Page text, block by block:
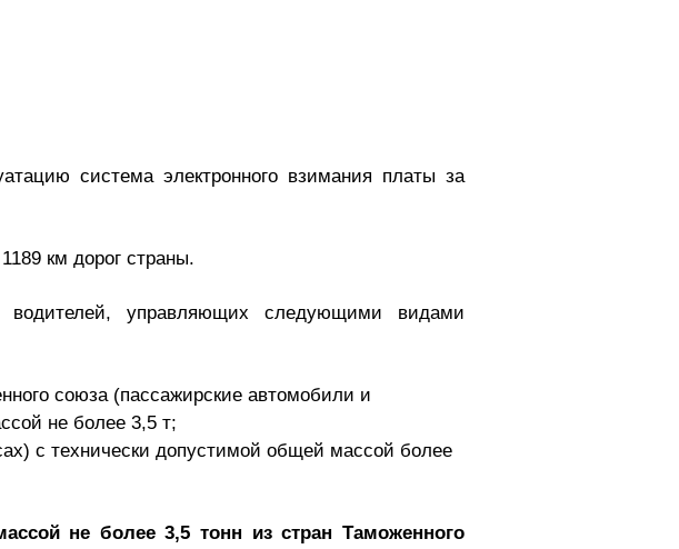
система электронного взимания платы за
км дорог страны.
управляющих следующими видами
союза (пассажирские автомобили и
не более 3,5 т;
с технически допустимой общей массой более
не более 3,5 тонн из стран Таможенного